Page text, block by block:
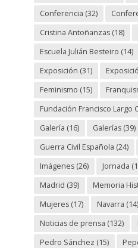
Conferencia (32)
Cristina Antoñanzas(18)
Escuela Julián Besteiro (14)
Exposición (31)
Feminismo (15)
Fundación Francisco Largo
Galería (16) Galerías(39)
Guerra Civil Española (24)
Imágenes(26) Jornada
Madrid (39) Memoria
Mujeres(17) Navarra (14)
Noticias de prensa (132)
Pedro Sánchez (15)